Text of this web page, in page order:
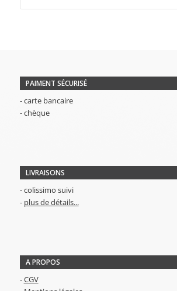
prix
prix
PAIMENT SÉCURISÉ
- carte bancaire
- chèque
LIVRAISONS
- colissimo suivi
- plus de détails...
A PROPOS
-CGV